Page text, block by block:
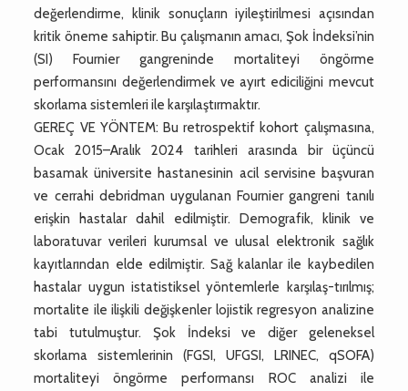
değerlendirme, klinik sonuçların iyileştirilmesi açısından
kritik öneme sahiptir. Bu çalışmanın amacı, Şok İndeksi’nin
(SI) Fournier gangreninde mortaliteyi öngörme
performansını değerlendirmek ve ayırt ediciliğini mevcut
skorlama sistemleri ile karşılaştırmaktır.
GEREÇ VE YÖNTEM: Bu retrospektif kohort çalışmasına,
Ocak 2015–Aralık 2024 tarihleri arasında bir üçüncü
basamak üniversite hastanesinin acil servisine başvuran
ve cerrahi debridman uygulanan Fournier gangreni tanılı
erişkin hastalar dahil edilmiştir. Demografik, klinik ve
laboratuvar verileri kurumsal ve ulusal elektronik sağlık
kayıtlarından elde edilmiştir. Sağ kalanlar ile kaybedilen
hastalar uygun istatistiksel yöntemlerle karşılaş-tırılmış;
mortalite ile ilişkili değişkenler lojistik regresyon analizine
tabi tutulmuştur. Şok İndeksi ve diğer geleneksel
skorlama sistemlerinin (FGSI, UFGSI, LRINEC, qSOFA)
mortaliteyi öngörme performansı ROC analizi ile